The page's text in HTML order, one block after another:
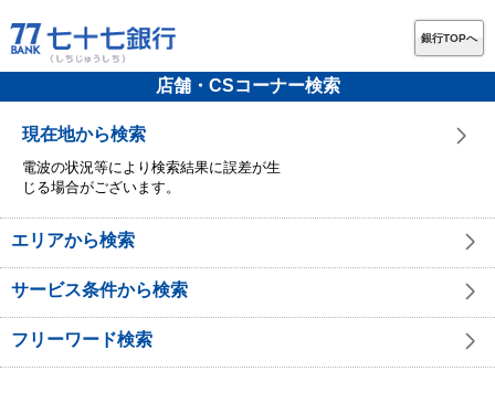
銀行TOPへ
店舗・CSコーナー検索
現在地から検索
電波の状況等により検索結果に誤差が生
じる場合がございます。
エリアから検索
サービス条件から検索
フリーワード検索